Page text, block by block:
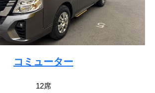
コミューター
12席